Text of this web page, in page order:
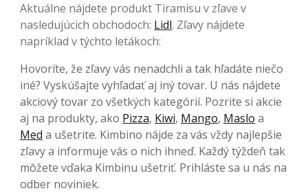
Aktuálne nájdete produkt Tiramisu v zľave v
nasledujúcich obchodoch: Lidl. Zľavy nájdete
napríklad v týchto letákoch:
Hovoríte, že zľavy vás nenadchli a tak hľadáte niečo
iné? Vyskúšajte vyhľadať aj iný tovar. U nás nájdete
akciový tovar zo všetkých kategórií. Pozrite si akcie
aj na produkty, ako Pizza, Kiwi, Mango, Maslo a
Med a ušetrite. Kimbino nájde za vás vždy najlepšie
zľavy a informuje vás o nich ihneď. Každý týždeň tak
môžete vďaka Kimbinu ušetriť. Prihláste sa u nás na
odber noviniek.